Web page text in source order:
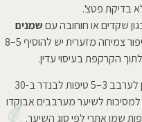
בדיקת פטצ'.
שקדים או חוחובה עםשמנים
. לתערובת לעיסוי קרקפת לשיפור צמיחה מזערית יש להוסיף 5–8
לשמן פנים להטבה של עור רגיל או יבש ניתן לערבב 3–5 טיפות לבנדר ב-30
לשיער מערבבים אבוקדו